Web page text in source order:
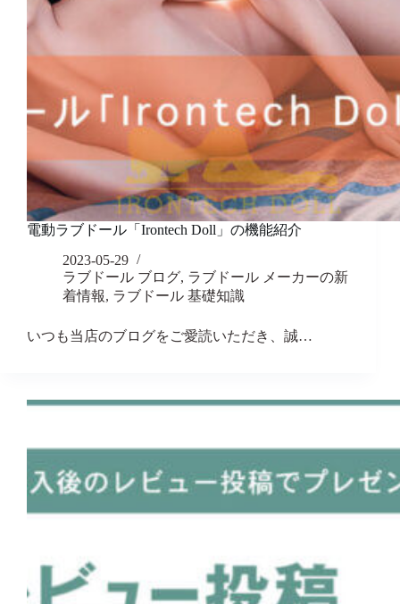
電動ラブドール「Irontech Doll」の機能紹介
2023-05-29
ラブドール ブログ, ラブドール メーカーの新
着情報, ラブドール 基礎知識
いつも当店のブログをご愛読いただき、誠…